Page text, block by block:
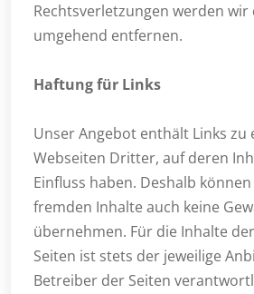
Rechtsverletzungen werden wir
umgehend entfernen.
Haftung für Links
Unser Angebot enthält Links zu
Webseiten Dritter, auf deren
Einfluss haben. Deshalb
fremden Inhalte auch keine
übernehmen. Für die Inhalte
Seiten ist stets der jeweilige
Betreiber der Seiten